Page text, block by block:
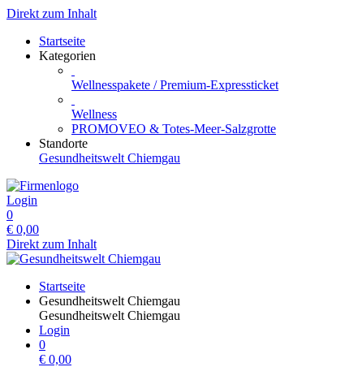
Direkt zum Inhalt
Startseite
Kategorien
Wellnesspakete / Premium-Expressticket
Wellness
PROMOVEO & Totes-Meer-Salzgrotte
Standorte
Gesundheitswelt Chiemgau
Login
0
€ 0,00
Direkt zum Inhalt
Startseite
Gesundheitswelt Chiemgau
Gesundheitswelt Chiemgau
Login
0
€ 0,00